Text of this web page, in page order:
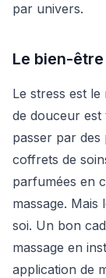
par univers.
Le bien-
Le stress est
de douceur est
passer par des
coffrets de
parfumées en
massage.
soi. Un bon
massage en
application de